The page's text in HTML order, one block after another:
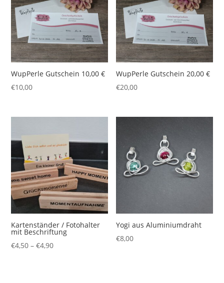
WupPerle Gutschein 10,00 €
€10,00
WupPerle Gutschein 20,00 €
€20,00
Kartenständer / Fotohalter
mit Beschriftung
€4,50 –€4,90
Yogi aus Aluminiumdraht
€8,00